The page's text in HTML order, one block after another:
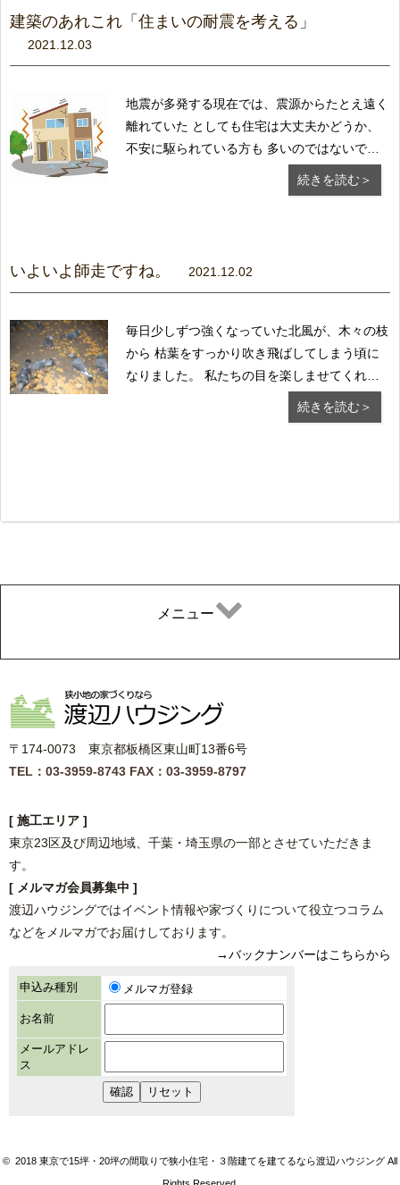
建築のあれこれ「住まいの耐震を考える」
2021.12.03
地震が多発する現在では、震源からたとえ遠く
離れていた としても住宅は大丈夫かどうか、
不安に駆られている方も 多いのではないでし
続きを読む＞
いよいよ師走ですね。 2021.12.02
毎日少しずつ強くなっていた北風が、木々の枝
から 枯葉をすっかり吹き飛ばしてしまう頃に
なりました。 私たちの目を楽しませてくれた
た葉をついばむ鳥の姿にも寂寥感が・・・ い
続きを読む＞
メニュー
〒174-0073 東京都板橋区東山町13番6号
TEL：03-3959-8743 FAX：03-3959-8797
[ 施工エリア ]
東京23区及び周辺地域、千葉・埼玉県の一部とさせていただきま
す。
[ メルマガ会員募集中 ]
渡辺ハウジングではイベント情報や家づくりについて役立つコラム
などをメルマガでお届けしております。
→バックナンバーはこちらから
© 2018 東京で15坪・20坪の間取りで狭小住宅・３階建てを建てるなら渡辺ハウジング All